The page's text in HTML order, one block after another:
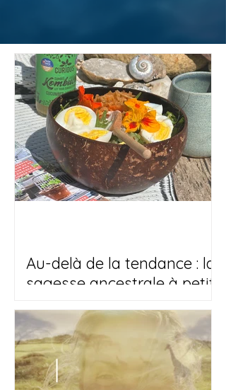
Au-delà de la tendance : la
sagesse ancestrale à petit
vraiment